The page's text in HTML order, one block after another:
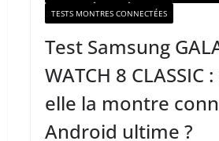
TESTS MONTRES CONNECTÉES
Test Samsung
WATCH 8 CLASSIC
elle la montre
Android ultime ?